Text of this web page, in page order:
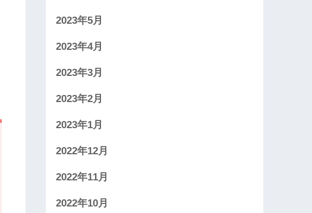
2023年5月
2023年4月
2023年3月
2023年2月
2023年1月
2022年12月
2022年11月
2022年10月